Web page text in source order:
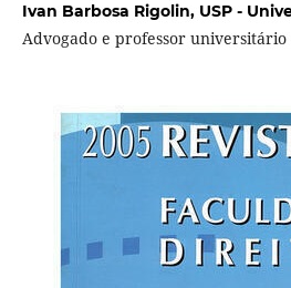
Ivan Barbosa Rigolin, USP -
Advogado e professor universitário